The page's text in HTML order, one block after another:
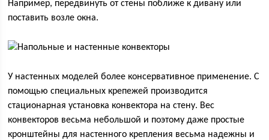
Например, передвинуть от стены поближе к дивану или
поставить возле окна.
У настенных моделей более консервативное применение. С
помощью специальных крепежей производится
стационарная установка конвектора на стену. Вес
конвекторов весьма небольшой и поэтому даже простые
кронштейны для настенного крепления весьма надежны и